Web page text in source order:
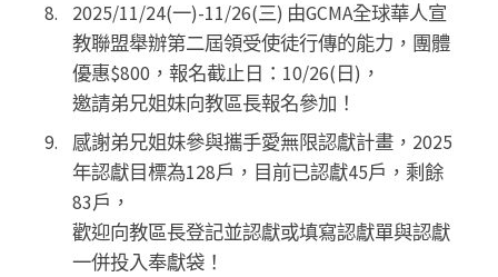
2025/11/24(一)-11/26(三) 由GCMA全球華人宣
教聯盟舉辦第二屆領受使徒行傳的能力，團體
優惠$800，報名截止日：10/26(日)，
邀請弟兄姐妹向教區長報名參加！
感謝弟兄姐妹參與攜手愛無限認獻計畫，2025
年認獻目標為128戶，目前已認獻45戶，剩餘
83戶，
歡迎向教區長登記並認獻或填寫認獻單與認獻
一併投入奉獻袋！